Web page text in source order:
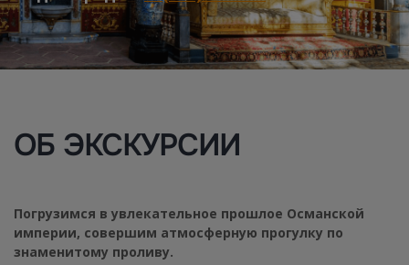
ОБ ЭКСКУРСИИ
Погрузимся в увлекательное прошлое Османской
империи, совершим атмосферную прогулку по
знаменитому проливу.